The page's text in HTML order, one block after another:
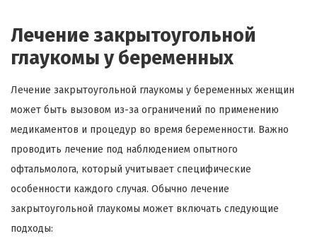
Лечение закрытоугольной
глаукомы у беременных
Лечение закрытоугольной глаукомы у беременных женщин
может быть вызовом из-за ограничений по применению
медикаментов и процедур во время беременности. Важно
проводить лечение под наблюдением опытного
офтальмолога, который учитывает специфические
особенности каждого случая. Обычно лечение
закрытоугольной глаукомы может включать следующие
подходы: